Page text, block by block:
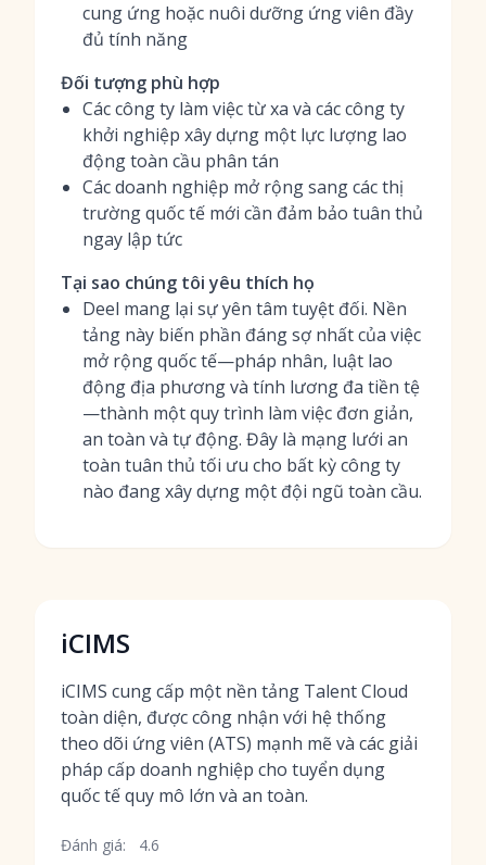
cung ứng hoặc nuôi dưỡng ứng viên đầy
đủ tính năng
Đối tượng phù hợp
Các công ty làm việc từ xa và các công ty
khởi nghiệp xây dựng một lực lượng lao
động toàn cầu phân tán
Các doanh nghiệp mở rộng sang các thị
trường quốc tế mới cần đảm bảo tuân thủ
ngay lập tức
Tại sao chúng tôi yêu thích họ
Deel mang lại sự yên tâm tuyệt đối. Nền
tảng này biến phần đáng sợ nhất của việc
mở rộng quốc tế—pháp nhân, luật lao
động địa phương và tính lương đa tiền tệ
—thành một quy trình làm việc đơn giản,
an toàn và tự động. Đây là mạng lưới an
toàn tuân thủ tối ưu cho bất kỳ công ty
nào đang xây dựng một đội ngũ toàn cầu.
iCIMS
iCIMS cung cấp một nền tảng Talent Cloud
toàn diện, được công nhận với hệ thống
theo dõi ứng viên (ATS) mạnh mẽ và các giải
pháp cấp doanh nghiệp cho tuyển dụng
quốc tế quy mô lớn và an toàn.
Đánh giá: 4.6